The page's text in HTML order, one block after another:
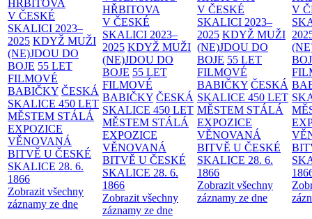
HŘBITOVA
V ČESKÉ
SKALICI 2023–
2025 KDYŽ MUŽI
(NE)JDOU DO
BOJE 55 LET
FILMOVÉ
BABIČKY ČESKÁ
SKALICE 450 LET
MĚSTEM STÁLÁ
EXPOZICE
VĚNOVANÁ
BITVĚ U ČESKÉ
SKALICE 28. 6.
1866
Zobrazit všechny
záznamy ze dne
HŘBITOVA
V ČESKÉ
SKALICI 2023–
2025 KDYŽ MUŽI
(NE)JDOU DO
BOJE 55 LET
FILMOVÉ
BABIČKY ČESKÁ
SKALICE 450 LET
MĚSTEM STÁLÁ
EXPOZICE
VĚNOVANÁ
BITVĚ U ČESKÉ
SKALICE 28. 6.
1866
Zobrazit všechny
záznamy ze dne
V ČESKÉ
SKALICI 2023–
2025 KDYŽ MUŽI
(NE)JDOU DO
BOJE 55 LET
FILMOVÉ
BABIČKY ČESKÁ
SKALICE 450 LET
MĚSTEM STÁLÁ
EXPOZICE
VĚNOVANÁ
BITVĚ U ČESKÉ
SKALICE 28. 6.
1866
Zobrazit všechny
záznamy ze dne
V